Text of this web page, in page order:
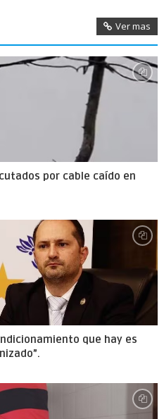
Ver mas
por cable caído en
que hay es